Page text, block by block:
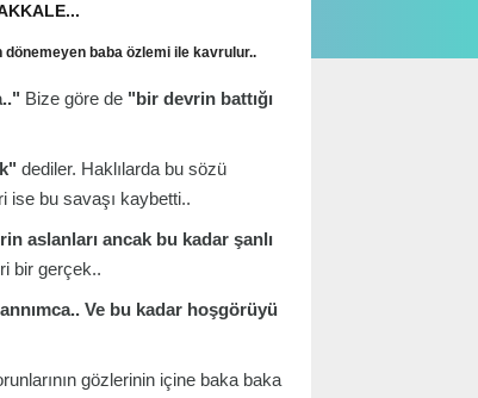
baba özlemi ile kavrulur..
Bize göre de "bir devrin battığı
dediler. Haklılarda bu sözü
ise bu savaşı kaybetti..
aslanları ancak bu kadar şanlı
bir gerçek..
Ve bu kadar hoşgörüyü
gözlerinin içine baka baka